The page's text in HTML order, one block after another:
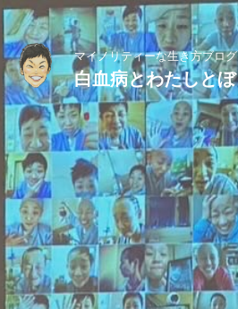
マイノリティーな生き方ブログ
白血病とわたしと